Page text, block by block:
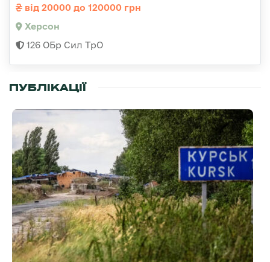
від 20000 до 120000 грн
Херсон
126 ОБр Сил ТрО
ПУБЛІКАЦІЇ